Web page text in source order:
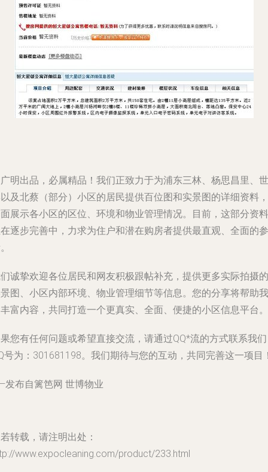
明出品，必属精品！我们正致力于为浦东三林、杨思昌里、世
及北蔡（部分）小区的居民提供百位图和实景图的详细资料，
展示各小区的区位、环境和物业管理情况。目前，这部分资料
逐步完善中，力求为住户和潜在购房者提供最直观、全面的参
诚挚欢迎各位居民和网友积极跟帖补充，提供更多实际拍摄的
图、小区内部环境、物业管理细节等信息。您的分享将帮助我
富内容，共同打造一个更真实、全面、便捷的小区信息平台。
您有任何问题或希望直接交流，请通过QQ*流的方式联系我
号为：301681198。我们期待与您的互动，共同完善这一项目
发布自篱笆网 世博物业
转载，请注明出处：
www.expocleaning.com/product/233.html